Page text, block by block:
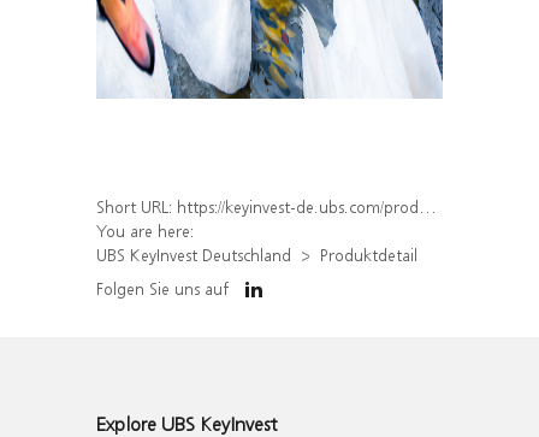
Short URL: https://keyinvest-de.ubs.com/produkt/detail/index/isin/DE000WA584A6
You are here:
UBS KeyInvest Deutschland
Produktdetail
Folgen Sie uns auf
Explore UBS KeyInvest